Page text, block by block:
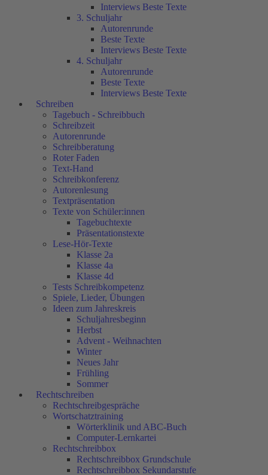
Interviews Beste Texte
3. Schuljahr
Autorenrunde
Beste Texte
Interviews Beste Texte
4. Schuljahr
Autorenrunde
Beste Texte
Interviews Beste Texte
Schreiben
Tagebuch - Schreibbuch
Schreibzeit
Autorenrunde
Schreibberatung
Roter Faden
Text-Hand
Schreibkonferenz
Autorenlesung
Textpräsentation
Texte von Schüler:innen
Tagebuchtexte
Präsentationstexte
Lese-Hör-Texte
Klasse 2a
Klasse 4a
Klasse 4d
Tests Schreibkompetenz
Spiele, Lieder, Übungen
Ideen zum Jahreskreis
Schuljahresbeginn
Herbst
Advent - Weihnachten
Winter
Neues Jahr
Frühling
Sommer
Rechtschreiben
Rechtschreibgespräche
Wortschatztraining
Wörterklinik und ABC-Buch
Computer-Lernkartei
Rechtschreibbox
Rechtschreibbox Grundschule
Rechtschreibbox Sekundarstufe